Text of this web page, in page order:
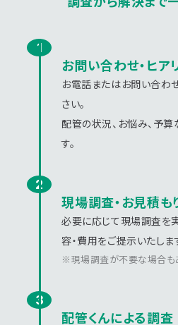
お問い合わせ・ヒア
お電話またはお問い合わ
さい。
配管の状況、お悩み、予
す。
現場調査・お見積も
必要に応じて現場調査を
容・費用をご提示いたしま
現場調査が不要な場合も
配管くんによる調査